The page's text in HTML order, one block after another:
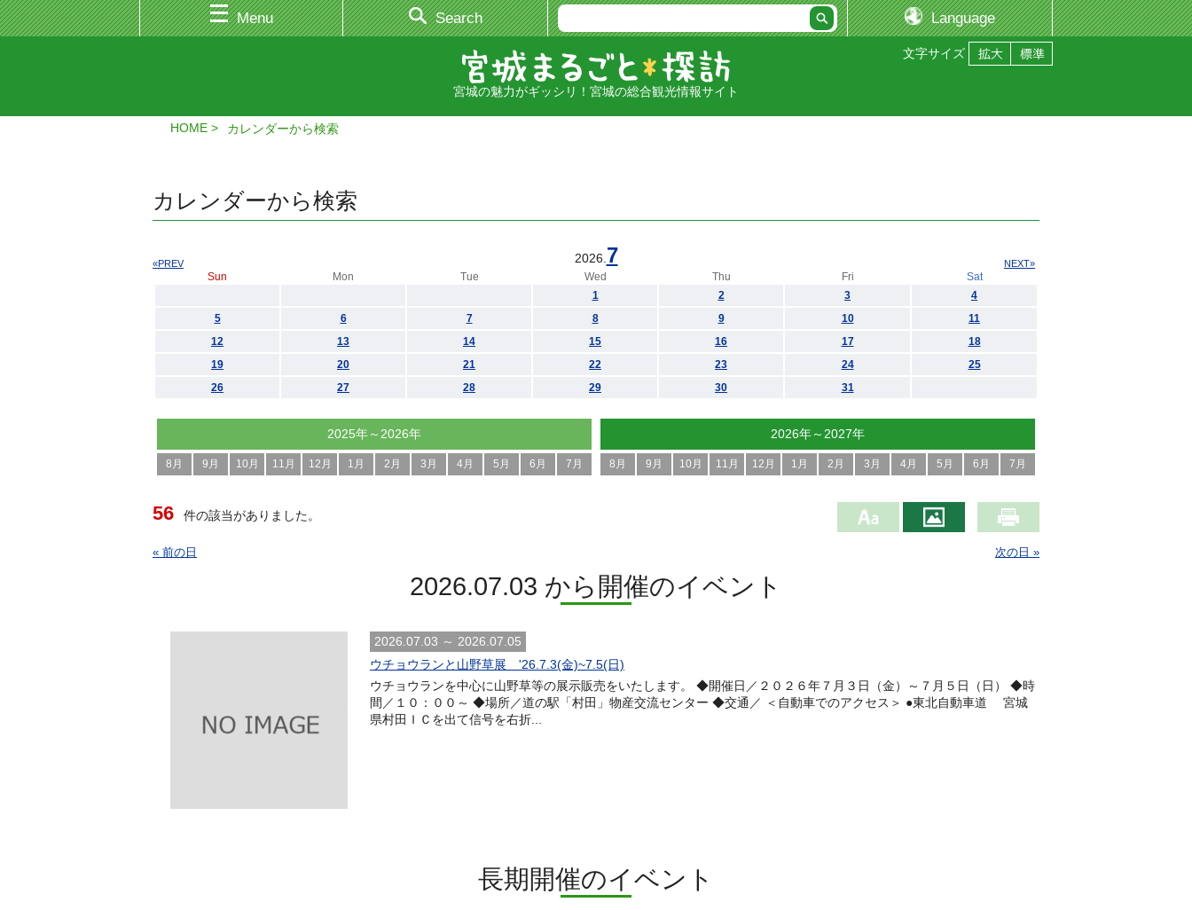
Menu Search Language
文字サイズ
宮城の魅力がギッシリ！宮城の総合観光情報サイト
HOME カレンダーから検索
カレンダーから検索
2026. 7
«PREV NEXT»
Sun Mon Tue Wed Thu Fri
Sat
1
2 3
4
5
6 7 8 9 10
11
12
13 14 15 16 17
18
19
20 21 22 23 24
25
26
27 28 29 30 31
2025年～2026年
8月 9月 10月 11月 12月 1月 2月 3月 4月 5月 6月 7月
2026年～2027年
8月 9月 10月 11月 12月 1月 2月 3月 4月 5月 6月 7月
56 件の該当がありました。
« 前の日 次の日 »
2026.07.03 から開催のイベント
2026.07.03 ～ 2026.07.05
ウチョウランと山野草展 '26.7.3(金)~7.5(日)
ウチョウランを中心に山野草等の展示販売をいたします。 ◆開催日／２０２６年７月３日（金）～７月５日（日） ◆時
間／１０：００～ ◆場所／道の駅「村田」物産交流センター ◆交通／ ＜自動車でのアクセス＞ ●東北自動車道 宮城
県村田ＩＣを出て信号を右折...
長期開催のイベント